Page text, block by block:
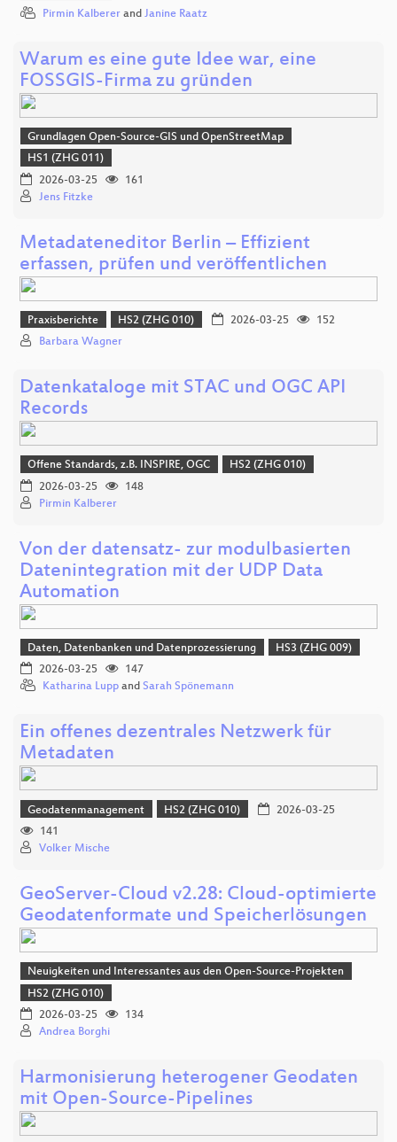
Pirmin Kalberer and Janine Raatz
Warum es eine gute Idee war, eine
FOSSGIS-Firma zu gründen
Grundlagen Open-Source-GIS und OpenStreetMap
HS1 (ZHG 011)
2026-03-25
161
Jens Fitzke
Metadateneditor Berlin – Effizient
erfassen, prüfen und veröffentlichen
Praxisberichte HS2 (ZHG 010) 2026-03-25
152
Barbara Wagner
Datenkataloge mit STAC und OGC API
Records
Offene Standards, z.B. INSPIRE, OGC
HS2 (ZHG 010)
2026-03-25
148
Pirmin Kalberer
Von der datensatz- zur modulbasierten
Datenintegration mit der UDP Data
Automation
Daten, Datenbanken und Datenprozessierung
HS3 (ZHG 009)
2026-03-25
147
Katharina Lupp and Sarah Spönemann
Ein offenes dezentrales Netzwerk für
Metadaten
Geodatenmanagement HS2 (ZHG 010)
2026-03-25
141
Volker Mische
GeoServer-Cloud v2.28: Cloud-optimierte
Geodatenformate und Speicherlösungen
Neuigkeiten und Interessantes aus den Open-Source-Projekten
HS2 (ZHG 010)
2026-03-25
134
Andrea Borghi
Harmonisierung heterogener Geodaten
mit Open-Source-Pipelines